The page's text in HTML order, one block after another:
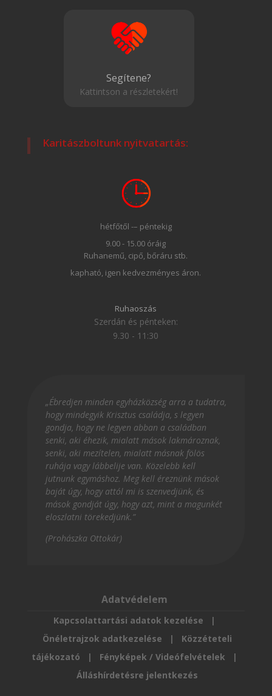
Segítene?
Kattintson a részletekért!
Karitászboltunk nyitvatartás:
hétfőtől -– péntekig
9.00 - 15.00 óráig
Ruhanemű, cipő, bőráru stb.
kapható, igen kedvezményes áron.
Ruhaoszás
Szerdán és pénteken:
9.30 - 11:30
„Ébredjen minden egyházközség arra a tudatra,
hogy mindegyik Krisztus családja, s legyen
gondja, hogy ne legyen abban a családban
senki, aki éhezik, mialatt mások lakmároznak,
senki, aki mezítelen, mialatt másnak fölös
ruhája vagy lábbelije van. Közelebb kell
jutnunk egymáshoz. Meg kell éreznünk mások
baját úgy, hogy attól mi is szenvedjünk, és
mások gondját úgy, hogy azt, mint a magunkét
eloszlatni törekedjünk.”
(Prohászka Ottokár)
Adatvédelem
Kapcsolattartási adatok kezelése |
Önéletrajzok adatkezelése
| Közzéteteli
tájékozató | Fényképek / Videófelvételek |
Álláshírdetésre jelentkezés